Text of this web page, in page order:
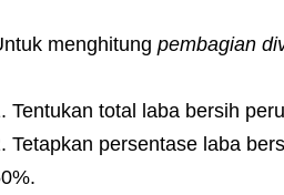
menghitung pembagian
Tentukan total laba bersih
Tetapkan persentase laba